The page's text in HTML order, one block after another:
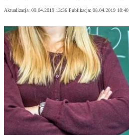
Aktualizacja: 09.04.2019 13:36 Publikacja: 08.04.2019 18:40